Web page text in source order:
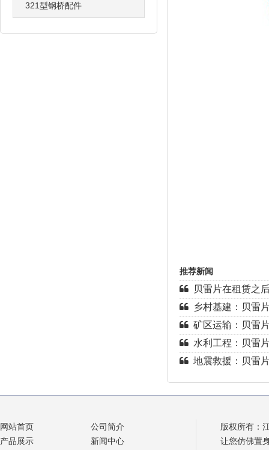
321型钢桥配件
推荐新闻
贝雷片在租赁之
乡村基建：贝雷
矿区运输：贝雷
水利工程：贝雷
地震救援：贝雷
网站首页
公司简介
产品展示
新闻中心
版权所有：
让您仿佛置